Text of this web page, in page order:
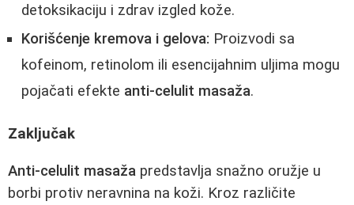
detoksikaciju i zdrav izgled kože.
Korišćenje kremova i gelova: Proizvodi sa
kofeinom, retinolom ili esencijahnim uljima mogu
pojačati efekte anti-celulit masaža.
Zaključak
Anti-celulit masaža predstavlja snažno oružje u
borbi protiv neravnina na koži. Kroz različite